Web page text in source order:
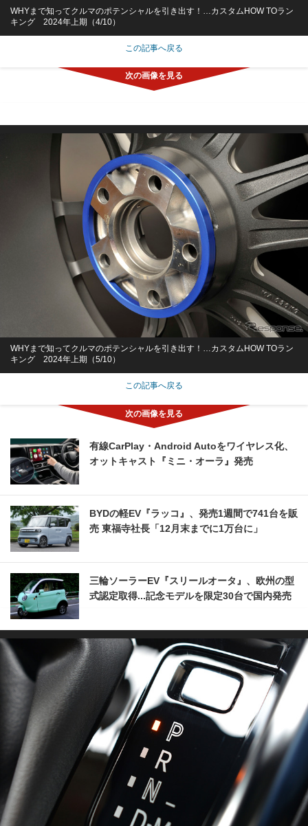
WHYまで知ってクルマのポテンシャルを引き出す！…カスタムHOW TOラン
キング 2024年上期（4/10）
この記事へ戻る
WHYまで知ってクルマのポテンシャルを引き出す！…カスタムHOW TOラン
キング 2024年上期（5/10）
この記事へ戻る
有線CarPlay・Android Autoをワイヤレス化、
オットキャスト『ミニ・オーラ』発売
BYDの軽EV『ラッコ』、発売1週間で741台を販
売 東福寺社長「12月末までに1万台に」
三輪ソーラーEV『スリールオータ』、欧州の型
式認定取得...記念モデルを限定30台で国内発売